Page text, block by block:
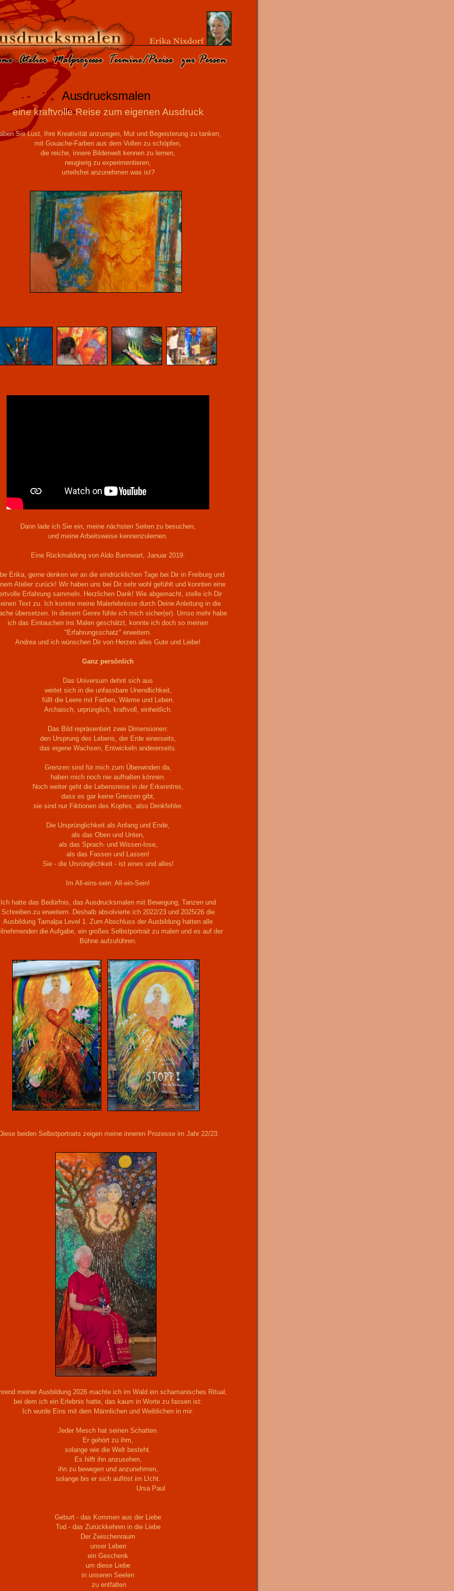
Ausdrucksmalen
eine kraftvolle Reise zum eigenen Ausdruck
Sie Lust, Ihre Kreativität anzuregen, Mut und Begeisterung zu tanken,
mit Gouache-Farben aus dem Vollen zu schöpfen,
die reiche, innere Bilderwelt kennen zu lernen,
neugierig zu experimentieren,
urteilsfrei anzunehmen was ist?
Dann lade ich Sie ein, meine nächsten Seiten zu besuchen,
und meine Arbeitsweise kennenzulernen.
Eine Rückmaldung von Aldo Bannwart, Januar 2019:
Erika, gerne denken wir an die eindrücklichen Tage bei Dir in Freiburg und
Atelier zurück! Wir haben uns bei Dir sehr wohl gefühlt und konnten eine
Erfahrung sammeln. Herzlichen Dank! Wie abgemacht, stelle ich Dir
Text zu. Ich konnte meine Malerlebnisse durch Deine Anleitung in die
übersetzen. In diesem Genre fühle ich mich sicher(er). Umso mehr habe
ich das Eintauchen ins Malen geschätzt, konnte ich doch so meinen
"Erfahrungsschatz" erweitern.
Andrea und ich wünschen Dir von Herzen alles Gute und Liebe!
Ganz persönlich
Das Universum dehnt sich aus
weitet sich in die unfassbare Unendlichkeit,
füllt die Leere mit Farben, Wärme und Leben.
Archaisch, urprünglich, kraftvoll, einheitlich.
Das Bild repräsentiert zwei Dimensionen:
den Ursprung des Lebens, der Erde einerseits,
das eigene Wachsen, Entwickeln andererseits.
Grenzen sind für mich zum Überwinden da,
haben mich noch nie aufhalten können.
Noch weiter geht die Lebensreise in der Erkenntnis,
dass es gar keine Grenzen gibt,
sie sind nur Fiktionen des Kopfes, also Denkfehler.
Die Ursprünglichkeit als Anfang und Ende,
als das Oben und Unten,
als das Sprach- und Wissen-lose,
als das Fassen und Lassen!
Sie - die Ursrünglichkeit - ist eines und alles!
Im All-eins-sein: All-ein-Sein!
Ich hatte das Bedürfnis, das Ausdrucksmalen mit Bewegung, Tanzen und
Schreiben zu erweitern. Deshalb absolvierte ich 2022/23 und 2025/26 die
Ausbildung Tamalpa Level 1. Zum Abschluss der Ausbildung hatten alle
die Aufgabe, ein großes Selbstportrait zu malen und es auf der
Bühne aufzuführen.
beiden Selbstportraits zeigen meine inneren Prozesse im Jahr 22/23.
meiner Ausbildung 2026 machte ich im Wald ein schamanisches Ritual,
bei dem ich ein Erlebnis hatte, das kaum in Worte zu fassen ist:
Ich wurde Eins mit dem Männlichen und Weiblichen in mir.
Jeder Mesch hat seinen Schatten.
Er gehört zu ihm,
solange wie die Welt besteht.
Es hilft ihn anzusehen,
ihn zu bewegen und anzunehmen,
solange bis er sich auflöst im LIcht.
Ursa Paul
Geburt - das Kommen aus der Liebe
Tod - das Zurückkehren in die Liebe
Der Zwischenraum
unser Leben
ein Geschenk
um diese Liebe
in unseren Seelen
zu entfalten